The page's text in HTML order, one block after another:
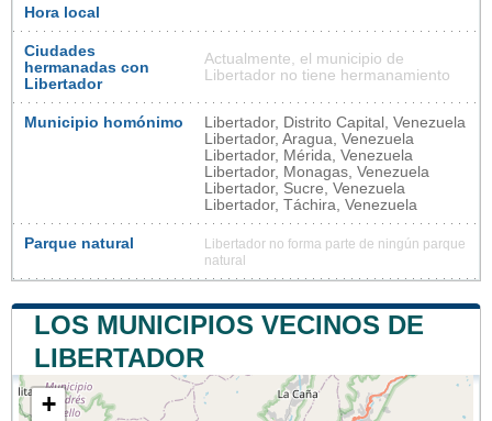
Hora local
Ciudades
hermanadas con
Libertador
Actualmente, el municipio de
Libertador no tiene hermanamiento
Municipio homónimo
Libertador, Distrito Capital, Venezuela
Libertador, Aragua, Venezuela
Libertador, Mérida, Venezuela
Libertador, Monagas, Venezuela
Libertador, Sucre, Venezuela
Libertador, Táchira, Venezuela
Parque natural
Libertador no forma parte de ningún parque
natural
LOS MUNICIPIOS VECINOS DE
LIBERTADOR
+